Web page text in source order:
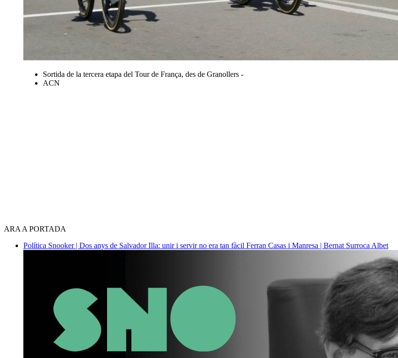
Sortida de la tercera etapa del Tour de França, des de Granollers -
ACN
ARA A PORTADA
Política Snooker | Dos anys de Salvador Illa: unir i servir no era tan fàcil Ferran Casas i Manresa | Bernat Surroca Albet